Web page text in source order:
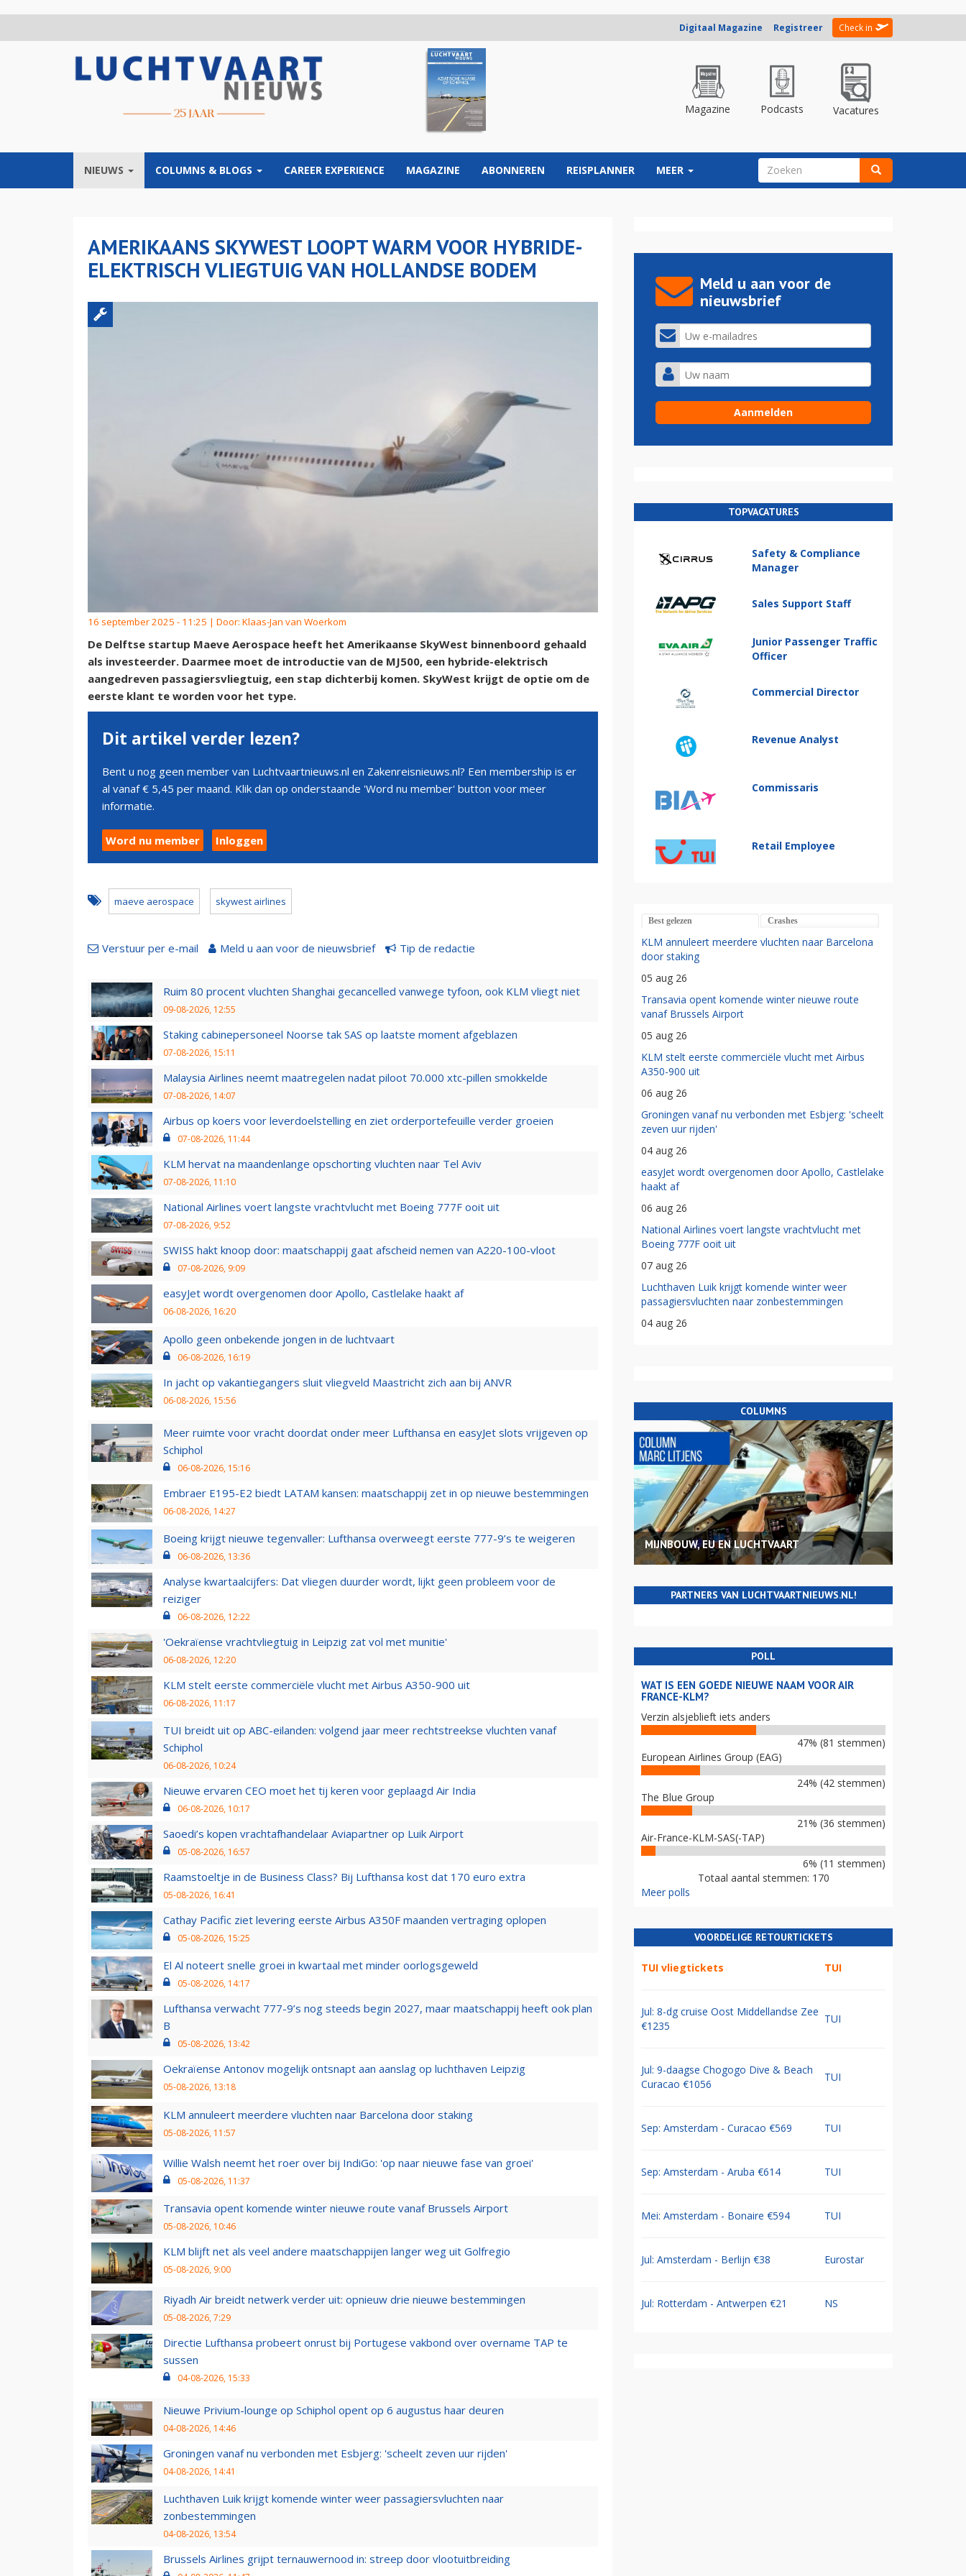
Digitaal Magazine Registreer Check in
Magazine Podcasts Vacatures
NIEUWS COLUMNS & BLOGS CAREER EXPERIENCE MAGAZINE ABONNEREN REISPLANNER MEER ZOEKVELD
AMERIKAANS SKYWEST LOOPT WARM VOOR HYBRIDE-
ELEKTRISCH VLIEGTUIG VAN HOLLANDSE BODEM
16 september 2025 - 11:25 | Door: Klaas-Jan van Woerkom
De Delftse startup Maeve Aerospace heeft het Amerikaanse SkyWest binnenboord gehaald
als investeerder. Daarmee moet de introductie van de MJ500, een hybride-elektrisch
aangedreven passagiersvliegtuig, een stap dichterbij komen. SkyWest krijgt de optie om de
eerste klant te worden voor het type.
Dit artikel verder lezen?
Bent u nog geen member van Luchtvaartnieuws.nl en Zakenreisnieuws.nl? Een membership is er
al vanaf € 5,45 per maand. Klik dan op onderstaande 'Word nu member' button voor meer
informatie.
Word nu member Inloggen
maeve aerospace skywest airlines
Verstuur per e-mail Meld u aan voor de nieuwsbrief Tip de redactie
Ruim 80 procent vluchten Shanghai gecancelled vanwege tyfoon, ook KLM vliegt niet
09-08-2026, 12:55
Staking cabinepersoneel Noorse tak SAS op laatste moment afgeblazen
07-08-2026, 15:11
Malaysia Airlines neemt maatregelen nadat piloot 70.000 xtc-pillen smokkelde
07-08-2026, 14:07
Airbus op koers voor leverdoelstelling en ziet orderportefeuille verder groeien
07-08-2026, 11:44
KLM hervat na maandenlange opschorting vluchten naar Tel Aviv
07-08-2026, 11:10
National Airlines voert langste vrachtvlucht met Boeing 777F ooit uit
07-08-2026, 9:52
SWISS hakt knoop door: maatschappij gaat afscheid nemen van A220-100-vloot
07-08-2026, 9:09
easyJet wordt overgenomen door Apollo, Castlelake haakt af
06-08-2026, 16:20
Apollo geen onbekende jongen in de luchtvaart
06-08-2026, 16:19
In jacht op vakantiegangers sluit vliegveld Maastricht zich aan bij ANVR
06-08-2026, 15:56
Meer ruimte voor vracht doordat onder meer Lufthansa en easyJet slots vrijgeven op
Schiphol
06-08-2026, 15:16
Embraer E195-E2 biedt LATAM kansen: maatschappij zet in op nieuwe bestemmingen
06-08-2026, 14:27
Boeing krijgt nieuwe tegenvaller: Lufthansa overweegt eerste 777-9’s te weigeren
06-08-2026, 13:36
Analyse kwartaalcijfers: Dat vliegen duurder wordt, lijkt geen probleem voor de
reiziger
06-08-2026, 12:22
'Oekraïense vrachtvliegtuig in Leipzig zat vol met munitie'
06-08-2026, 12:20
KLM stelt eerste commerciële vlucht met Airbus A350-900 uit
06-08-2026, 11:17
TUI breidt uit op ABC-eilanden: volgend jaar meer rechtstreekse vluchten vanaf
Schiphol
06-08-2026, 10:24
Nieuwe ervaren CEO moet het tij keren voor geplaagd Air India
06-08-2026, 10:17
Saoedi’s kopen vrachtafhandelaar Aviapartner op Luik Airport
05-08-2026, 16:57
Raamstoeltje in de Business Class? Bij Lufthansa kost dat 170 euro extra
05-08-2026, 16:41
Cathay Pacific ziet levering eerste Airbus A350F maanden vertraging oplopen
05-08-2026, 15:25
El Al noteert snelle groei in kwartaal met minder oorlogsgeweld
05-08-2026, 14:17
Lufthansa verwacht 777-9’s nog steeds begin 2027, maar maatschappij heeft ook plan
B
05-08-2026, 13:42
Oekraïense Antonov mogelijk ontsnapt aan aanslag op luchthaven Leipzig
05-08-2026, 13:18
KLM annuleert meerdere vluchten naar Barcelona door staking
05-08-2026, 11:57
Willie Walsh neemt het roer over bij IndiGo: 'op naar nieuwe fase van groei'
05-08-2026, 11:37
Transavia opent komende winter nieuwe route vanaf Brussels Airport
05-08-2026, 10:46
KLM blijft net als veel andere maatschappijen langer weg uit Golfregio
05-08-2026, 9:00
Riyadh Air breidt netwerk verder uit: opnieuw drie nieuwe bestemmingen
05-08-2026, 7:29
Directie Lufthansa probeert onrust bij Portugese vakbond over overname TAP te
sussen
04-08-2026, 15:33
Nieuwe Privium-lounge op Schiphol opent op 6 augustus haar deuren
04-08-2026, 14:46
Groningen vanaf nu verbonden met Esbjerg: 'scheelt zeven uur rijden'
04-08-2026, 14:41
Luchthaven Luik krijgt komende winter weer passagiersvluchten naar
zonbestemmingen
04-08-2026, 13:54
Brussels Airlines grijpt ternauwernood in: streep door vlootuitbreiding
Meld u aan voor de
nieuwsbrief
TOPVACATURES
Safety & Compliance
Manager
Sales Support Staff
Junior Passenger Traffic
Officer
Commercial Director
Revenue Analyst
Commissaris
Retail Employee
Best gelezen Crashes
KLM annuleert meerdere vluchten naar Barcelona
door staking
05 aug 26
Transavia opent komende winter nieuwe route
vanaf Brussels Airport
05 aug 26
KLM stelt eerste commerciële vlucht met Airbus
A350-900 uit
06 aug 26
Groningen vanaf nu verbonden met Esbjerg: 'scheelt
zeven uur rijden'
04 aug 26
easyJet wordt overgenomen door Apollo, Castlelake
haakt af
06 aug 26
National Airlines voert langste vrachtvlucht met
Boeing 777F ooit uit
07 aug 26
Luchthaven Luik krijgt komende winter weer
passagiersvluchten naar zonbestemmingen
04 aug 26
COLUMNS
MIJNBOUW, EU EN LUCHTVAART
PARTNERS VAN LUCHTVAARTNIEUWS.NL!
POLL
WAT IS EEN GOEDE NIEUWE NAAM VOOR AIR
FRANCE-KLM?
Verzin alsjeblieft iets anders
47% (81 stemmen)
European Airlines Group (EAG)
24% (42 stemmen)
The Blue Group
21% (36 stemmen)
Air-France-KLM-SAS(-TAP)
6% (11 stemmen)
Totaal aantal stemmen: 170
Meer polls
VOORDELIGE RETOURTICKETS
TUI vliegtickets TUI
Jul: 8-dg cruise Oost Middellandse Zee
€1235
TUI
Jul: 9-daagse Chogogo Dive & Beach
Curacao €1056
TUI
Sep: Amsterdam - Curacao €569 TUI
Sep: Amsterdam - Aruba €614 TUI
Mei: Amsterdam - Bonaire €594 TUI
Jul: Amsterdam - Berlijn €38 Eurostar
Jul: Rotterdam - Antwerpen €21 NS